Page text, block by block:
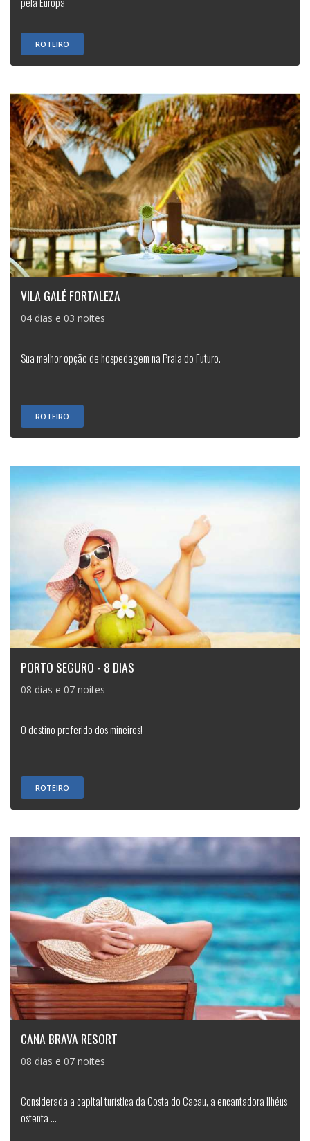
ROTEIRO
VILA GALÉ FORTALEZA
04 dias e 03 noites
Sua melhor opção de hospedagem na Praia do Futuro.
ROTEIRO
PORTO SEGURO - 8 DIAS
08 dias e 07 noites
O destino preferido dos mineiros!
ROTEIRO
CANA BRAVA RESORT
08 dias e 07 noites
Considerada a capital turística da Costa do Cacau, a encantadora Ilhéus
ostenta ...